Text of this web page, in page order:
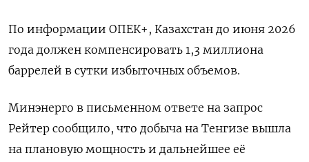
По информации ОПЕК+, Казахстан до июня 2026
года должен компенсировать 1,3 миллиона
баррелей в сутки избыточных объемов.
Минэнерго в письменном ответе на запрос
Рейтер сообщило, что добыча на Тенгизе вышла
на плановую мощность и дальнейшее её